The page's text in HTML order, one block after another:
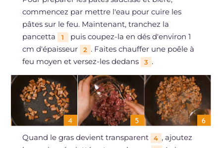
commencez par mettre l'eau pour cuire les
pâtes sur le feu. Maintenant, tranchez la
pancetta
1
puis coupez-la en dés d'environ 1
cm d'épaisseur
2 . Faites chauffer une poêle à
feu moyen et versez-les dedans
3 .
Quand le gras devient transparent 4 , ajoutez